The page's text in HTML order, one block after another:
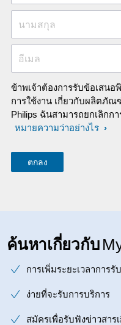
นามสกุล
อีเมล
ข้าพเจ้าต้องการรับข้อเสน
การใช้งาน เกี่ยวกับผลิตภั
Philips ฉันสามารถยกเลิกก
หมายความว่าอย่างไร
ค้นหาเกี่ยวกับ
การเพิ่มระยะเวลาการ
ง่ายที่จะรับการบริการ
สมัครเพื่อรับฟังข่าวสา